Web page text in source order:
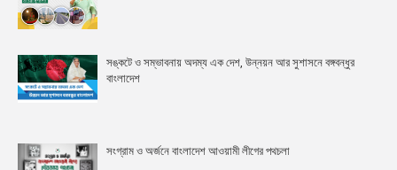
সঙ্কটে ও সম্ভাবনায় অদম্য এক দেশ, উন্নয়ন আর সুশাসনে বঙ্গবন্ধুর
বাংলাদেশ
সংগ্রাম ও অর্জনে বাংলাদেশ আওয়ামী লীগের পথচলা